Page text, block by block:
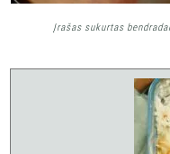
Įrašas sukurtas